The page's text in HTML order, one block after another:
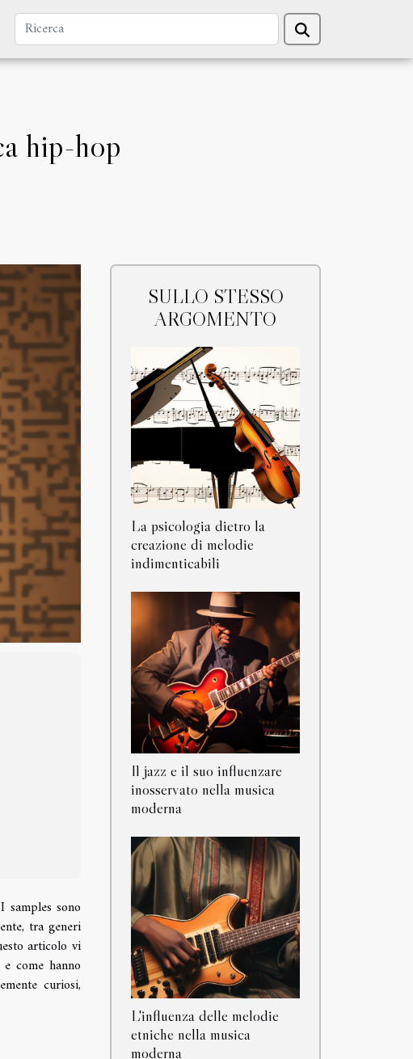
hip-hop
sono
tra generi
articolo vi
come hanno
curiosi,
SULLO STESSO
ARGOMENTO
La psicologia dietro la
creazione di melodie
indimenticabili
Il jazz e il suo influenzare
inosservato nella musica
moderna
L'influenza delle melodie
etniche nella musica
moderna